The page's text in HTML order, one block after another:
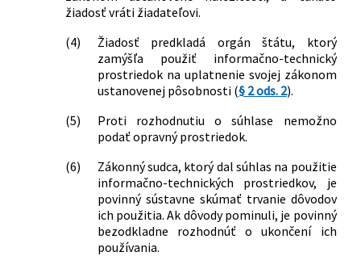
žiadosť vráti žiadateľovi.
(4)
Žiadosť predkladá orgán štátu, ktorý
zamýšľa použiť informačno-technický
prostriedok na uplatnenie svojej zákonom
ustanovenej pôsobnosti (§ 2 ods. 2).
(5)
Proti rozhodnutiu o súhlase nemožno
podať opravný prostriedok.
(6)
Zákonný sudca, ktorý dal súhlas na použitie
informačno-technických prostriedkov, je
povinný sústavne skúmať trvanie dôvodov
ich použitia. Ak dôvody pominuli, je povinný
bezodkladne rozhodnúť o ukončení ich
používania.